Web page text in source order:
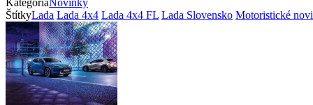
KategóriaNovinky
ŠtítkyLada Lada 4x4 Lada 4x4 FL Lada Slovensko Motoristické